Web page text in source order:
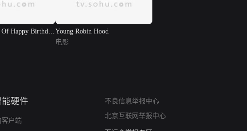
Happy Birthday
Young Robin Hood
电影
硬件
客户端
不良信息举报中心
北京互联网举报中心
算法推荐专项举报